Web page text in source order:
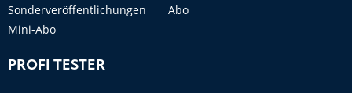
Sonderveröffentlichungen
Abo
Mini-Abo
PROFI TESTER